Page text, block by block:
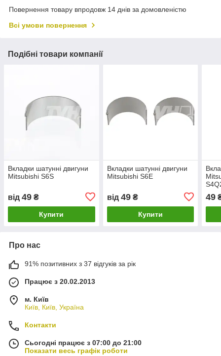
Повернення товару впродовж 14 днів за домовленістю
Всі умови повернення
Подібні товари компанії
Вкладки шатунні двигуни
Mitsubishi S6S
від 49 ₴
Купити
Вкладки шатунні двигуни
Mitsubishi S6E
від 49₴
Купити
49
Про нас
91% позитивних з 37 відгуків за рік
Працює з 20.02.2013
м. Київ
Київ, Київ, Україна
Контакти
Сьогодні працює з 07:00 до 21:00
Показати весь графік роботи